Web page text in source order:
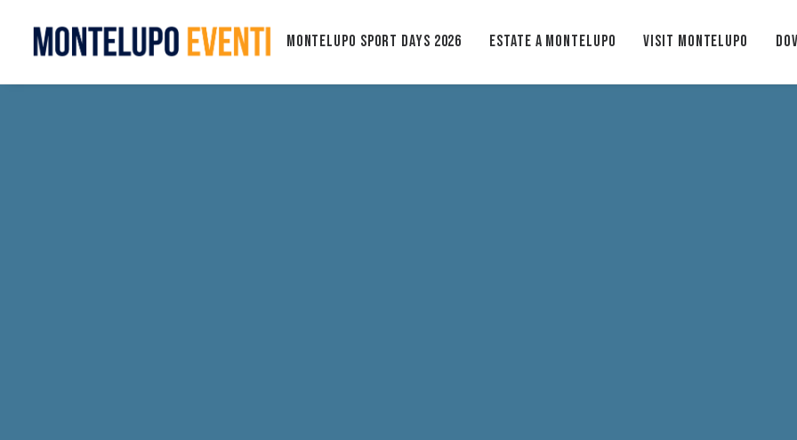
Montelupo Sport Days 2026 ESTATE A MONTELUPO VISIT MONTELUPO